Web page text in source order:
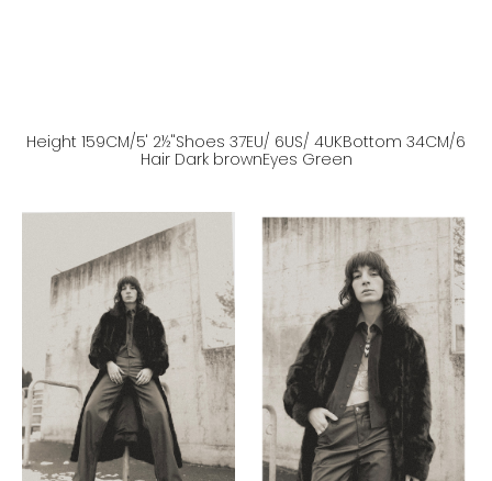
Height 159CM/5' 2½''Shoes 37EU/ 6US/ 4UKBottom 34CM/6
Hair Dark brownEyes Green